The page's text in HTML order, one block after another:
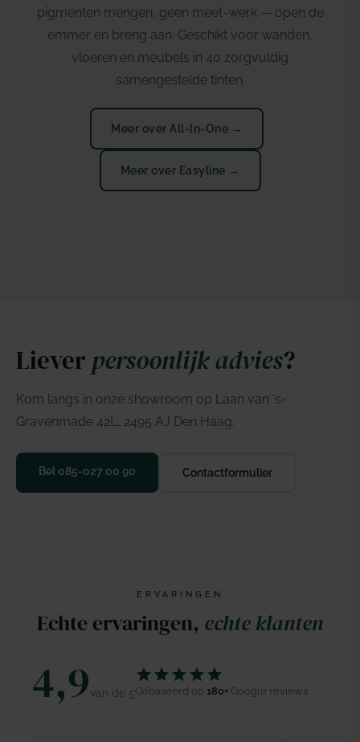
pigmenten mengen, geen meet-werk — open de
emmer en breng aan. Geschikt voor wanden,
vloeren en meubels in 40 zorgvuldig
samengestelde tinten.
Meer over All-In-One →
Meer over Easyline →
Liever persoonlijk advies?
Kom langs in onze showroom op Laan van 's-
Gravenmade 42L, 2495 AJ Den Haag.
Bel 085-027 00 90 Contactformulier
ERVARINGEN
Echte ervaringen, echte klanten
4,9van de 5Gebaseerd op 180+ Google reviews